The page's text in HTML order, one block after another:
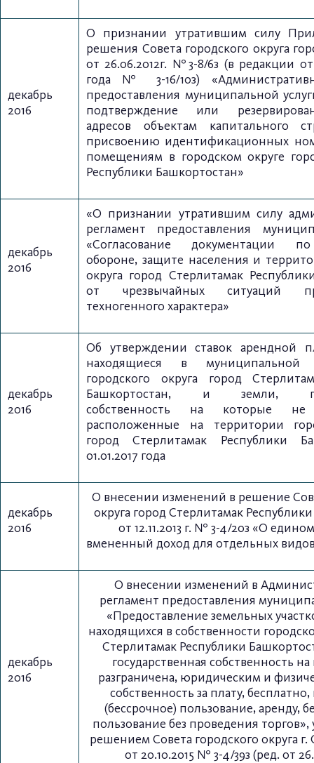
декабрь
2016
О признании утратившим силу
решения Совета городского округа
от 26.06.2012г. №3-8/6з (в редакции
года № 3-16/10з)
предоставления муниципальной
подтверждение или
адресов объектам капитального
присвоению идентификационных
помещениям в городском округе
Республики Башкортостан»
декабрь
2016
«О признании утратившим силу
регламент предоставления
«Согласование документации
обороне, защите населения и
округа город Стерлитамак
от чрезвычайных ситуаций
техногенного характера»
декабрь
2016
Об утверждении ставок арендной
находящиеся в муниципальной
городского округа город
Башкортостан, и земли,
собственность на которые не
расположенные на территории
город Стерлитамак Республики
01.01.2017 года
декабрь
2016
О внесении изменений в решение
округа город Стерлитамак
от 12.11.2013 г. № 3-4/20з «О
вмененный доход для отдельных
декабрь
2016
О внесении изменений в
регламент предоставления
«Предоставление земельных
находящихся в собственности
Стерлитамак Республики
государственная собственность
разграничена, юридическим и
собственность за плату,
(бессрочное) пользование, аренду,
пользование без проведения
решением Совета городского округа
от 20.10.2015 № 3-4/39з (ред. от